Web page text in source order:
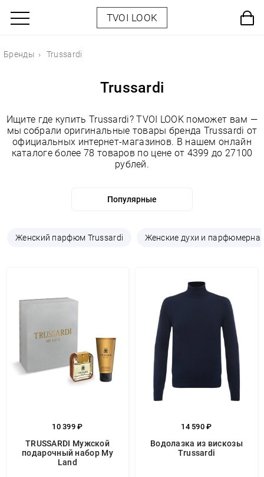
TVOI LOOK
Бренды Trussardi
Trussardi
Ищите где купить Trussardi? TVOI LOOK поможет вам —
мы собрали оригинальные товары бренда Trussardi от
официальных интернет-магазинов. В нашем онлайн
каталоге более 78 товаров по цене от 4399 до 27100
рублей.
Женский парфюм Trussardi Женские духи и
10 399 ₽
TRUSSARDI Мужской
подарочный набор My
Land
14 590 ₽
Водолазка из вискозы
Trussardi